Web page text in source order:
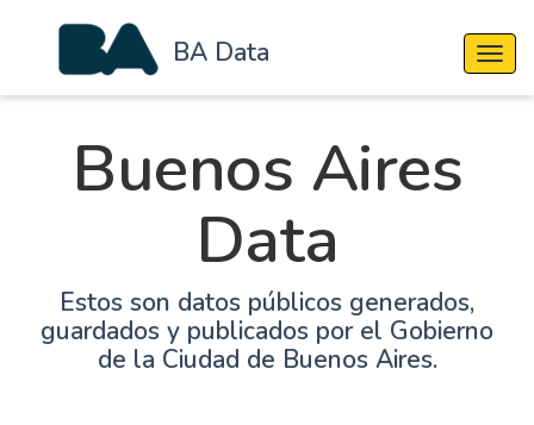
BA Data
Buenos Aires
Data
Estos son datos públicos generados,
guardados y publicados por el Gobierno
de la Ciudad de Buenos Aires.